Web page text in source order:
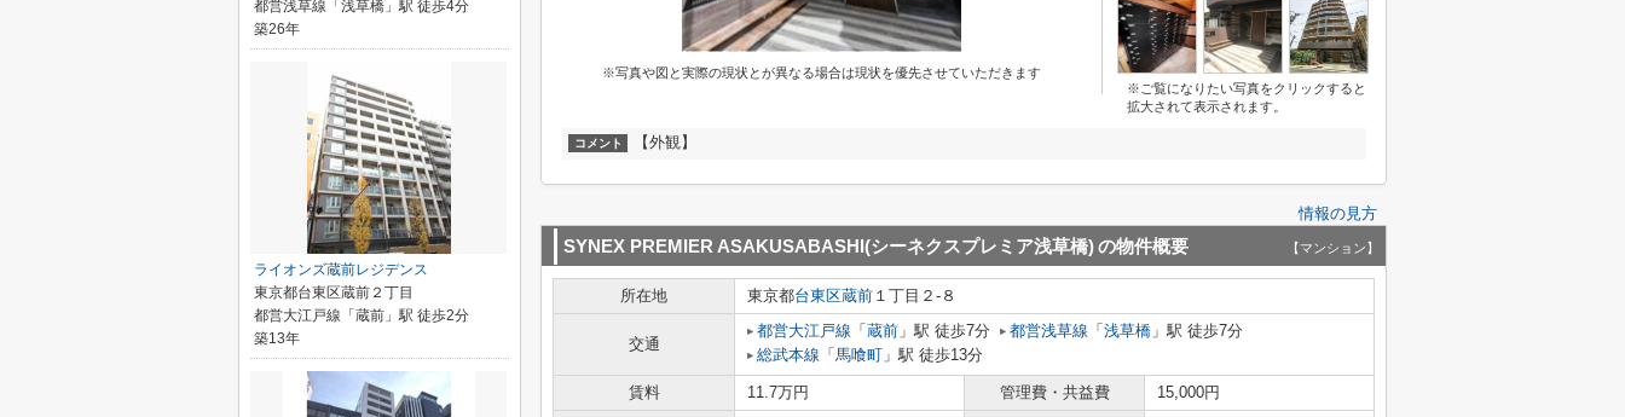
※写真や図と実際の現状とが異なる場合は現状を優先させていただきます
※ご覧になりたい写真をクリックすると
拡大されて表示されます。
コメント 【外観】
情報の見方
SYNEX PREMIER ASAKUSABASHI(シーネクスプレミア浅草橋)の物件概要 【マンション】
所在地 東京都台東区蔵前 １丁目２-８
交通
都営大江戸線 「 蔵前 」駅 徒歩7分 都営浅草線 「 浅草橋 」駅 徒歩7分
総武本線 「 馬喰町 」駅 徒歩13分
賃料 11.7万円 管理費・共益費
15,000円
都営浅草線「浅草橋」駅 徒歩4分
築26年
ライオンズ蔵前レジデンス
東京都台東区蔵前２丁目
都営大江戸線「蔵前」駅 徒歩2分
築13年